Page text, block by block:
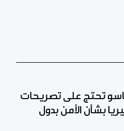
تحتج على تصريحات
بشأن الأمن بدول